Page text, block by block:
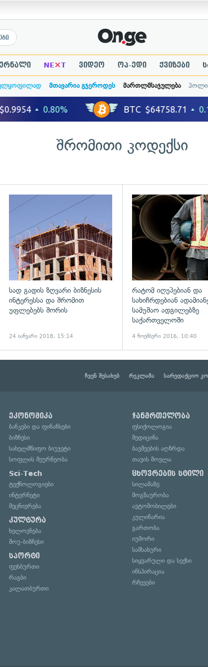
NE×T ვიდეო ოპ-ედი ქვიზები
მთავარია გჯეროდეს მართლმსაჯულება
შრომითი კოდექსი
გადახედვა გადახედვა
სად გადის ზღვარი ბიზნესის
ინტერესსა და შრომით
უფლებებს შორის
24 იანვარი 2018, 15:14
რატომ იღუპებიან და
სახიჩრდებიან
სამუშაო ადგილებზე
საქართველოში
4 ნოემბერი 2016, 10:40
ჩვენ შესახებ რეკლამა სარედაქციო
ეკონომიკა
ბანკები და ფინანსები
ბიზნესი
სახელმწიფო ბიუჯეტი
სოფლის მეურნეობა
Sci-Tech
ტექნოლოგიები
ინტერნეტი
მეცნიერება
კულტურა
ხელოვნება
შოუ-ბიზნესი
სპორტი
ფეხბურთი
რაგბი
კალათბურთი
ჯანმრთელობა
ფსიქოლოგია
მედიცინა
ბავშვების აღზრდა
თავის მოვლა
ცხოვრების სტილი
სილამაზე
მოგზაურობა
ავტომობილები
კულინარია
გართობა
იუმორი
სამსახური
სიყვარული და სექსი
ინსპირაცია
რჩევები